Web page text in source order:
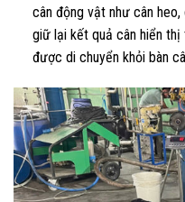
cân động vật như cân
giữ lại kết quả cân hiển thị
được di chuyển khỏi bàn